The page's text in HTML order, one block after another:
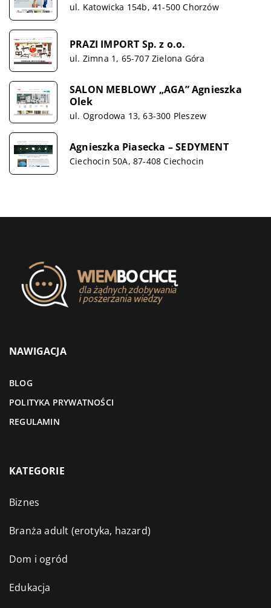
ul. Katowicka 154b, 41-500 Chorzów
PRAZI IMPORT Sp. z o.o.
ul. Zimna 1, 65-707 Zielona Góra
SALON MEBLOWY „AGA” Agnieszka
Olek
ul. Ogrodowa 13, 63-300 Pleszew
Agnieszka Piasecka – SEDYMENT
Ciechocin 50A, 87-408 Ciechocin
NAWIGACJA
BLOG
POLITYKA PRYWATNOŚCI
REGULAMIN
KATEGORIE
Biznes
Branża adult (erotyka, hazard)
Dom i ogród
Edukacja